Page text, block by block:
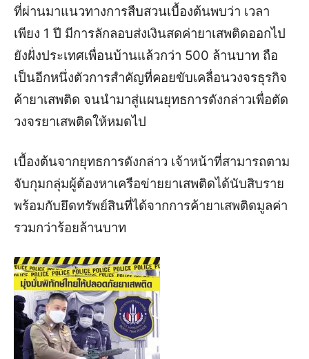
ที่ผ่านมาแนวทางการสืบสวนเบื้องต้นพบว่า เวลา
เพียง 1 ปี มีการลักลอบส่งเงินสดค่ายาเสพติดออกไป
ยังฝั่งประเทศเพื่อนบ้านแล้วกว่า 500 ล้านบาท ถือ
เป็นอีกหนึ่งตัวการสำคัญที่คอยขับเคลื่อนวงจรธุรกิจ
ค้ายาเสพติด จนนำมาสู่แผนยุทธการดังกล่าวเพื่อตัด
วงจรยาเสพติดให้หมดไป
เบื้องต้นจากยุทธการดังกล่าว เจ้าหน้าที่สามารถตาม
จับกุมกลุ่มผู้ต้องหาเครือข่ายยาเสพติดได้นับสิบราย
พร้อมกับยึดทรัพย์สินที่ได้จากการค้ายาเสพติดมูลค่า
รวมกว่าร้อยล้านบาท